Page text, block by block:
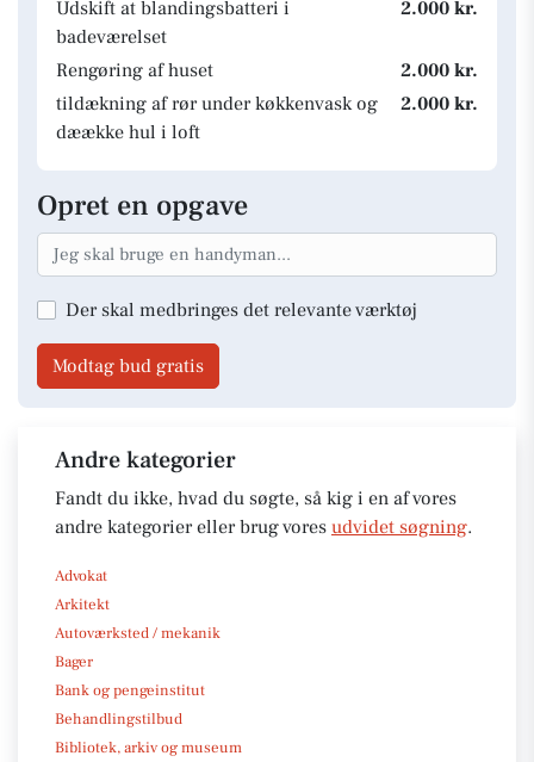
Udskift at blandingsbatteri i
badeværelset
2.000 kr.
Rengøring af huset
2.000 kr.
tildækning af rør under køkkenvask og
dæække hul i loft
2.000 kr.
Opret en opgave
Der skal medbringes det relevante værktøj
Modtag bud gratis
Andre kategorier
Fandt du ikke, hvad du søgte, så kig i en af vores
andre kategorier eller brug vores udvidet søgning.
Advokat
Arkitekt
Autoværksted / mekanik
Bager
Bank og pengeinstitut
Behandlingstilbud
Bibliotek, arkiv og museum